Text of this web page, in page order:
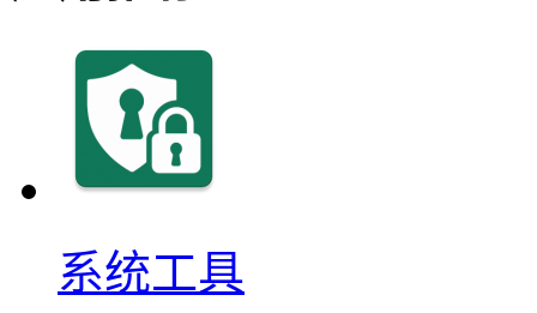
系统工具